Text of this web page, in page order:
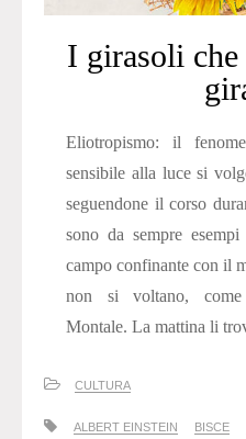
I girasoli
Eliotropismo: il
sensibile alla luce si
seguendone il corso
sono da sempre
campo confinante con il
non si voltano,
Montale. La mattina li
CULTURA
ALBERT EINSTEIN BISCE